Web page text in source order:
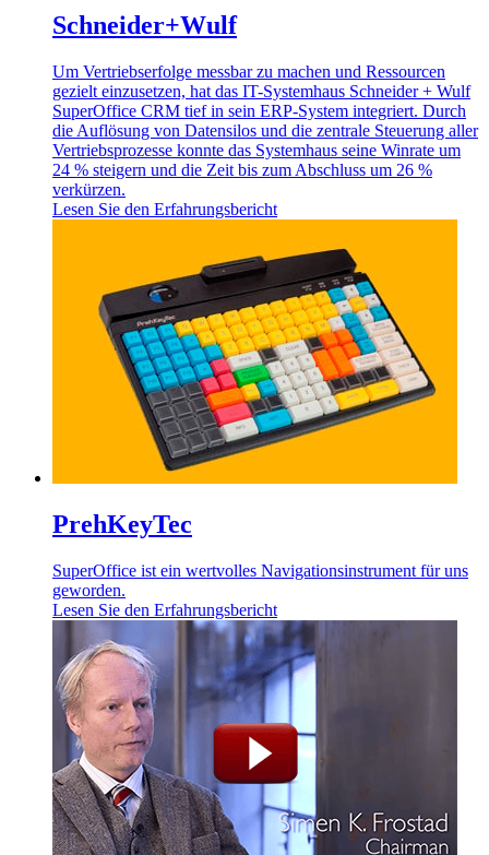
Schneider+Wulf
Um Vertriebserfolge messbar zu machen und Ressourcen
gezielt einzusetzen, hat das IT-Systemhaus Schneider + Wulf
SuperOffice CRM tief in sein ERP-System integriert. Durch
die Auflösung von Datensilos und die zentrale Steuerung aller
Vertriebsprozesse konnte das Systemhaus seine Winrate um
24 % steigern und die Zeit bis zum Abschluss um 26 %
verkürzen.
Lesen Sie den Erfahrungsbericht
PrehKeyTec
SuperOffice ist ein wertvolles Navigationsinstrument für uns
geworden.
Lesen Sie den Erfahrungsbericht